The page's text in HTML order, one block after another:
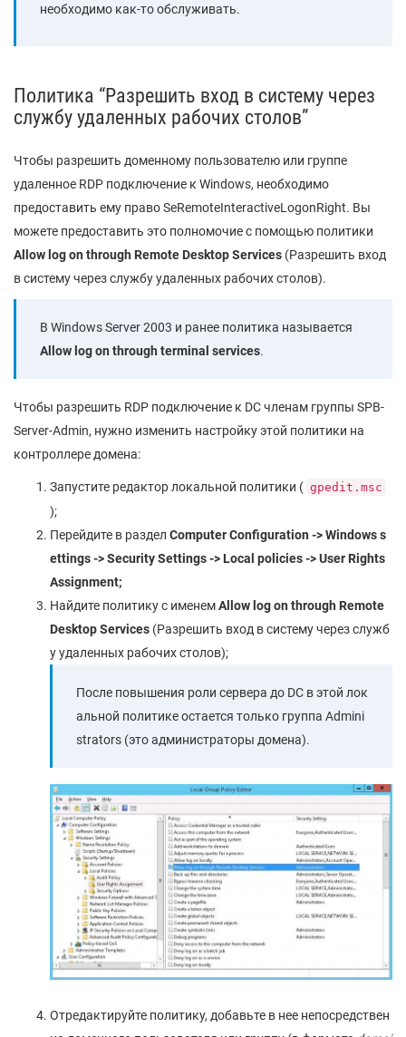
необходимо как-то обслуживать.
Политика “Разрешить вход в систему через
службу удаленных рабочих столов”
Чтобы разрешить доменному пользователю или группе
удаленное RDP подключение к Windows, необходимо
предоставить ему право SeRemoteInteractiveLogonRight. Вы
можете предоставить это полномочие с помощью политики
Allow log on through Remote Desktop Services (Разрешить вход
в систему через службу удаленных рабочих столов).
В Windows Server 2003 и ранее политика называется
Allow log on through terminal services.
Чтобы разрешить RDP подключение к DC членам группы SPB-
Server-Admin, нужно изменить настройку этой политики на
контроллере домена:
Запустите редактор локальной политики ( gpedit.msc
);
Перейдите в раздел Computer Configuration -> Windows s
ettings -> Security Settings -> Local policies -> User Rights
Assignment;
Найдите политику с именемAllow log on through Remote
Desktop Services (Разрешить вход в систему через служб
у удаленных рабочих столов);
После повышения роли сервера до DC в этой лок
альной политике остается только группа Admini
strators (это администраторы домена).
Отредактируйте политику, добавьте в нее непосредствен